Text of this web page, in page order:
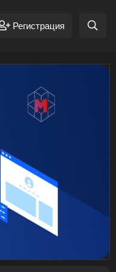
Регистрация